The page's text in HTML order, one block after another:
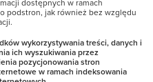
dostępnych w ramach
podstron, jak również bez względu
wykorzystywania treści, danych i
ich wyszukiwania przez
pozycjonowania stron
w ramach indeksowania